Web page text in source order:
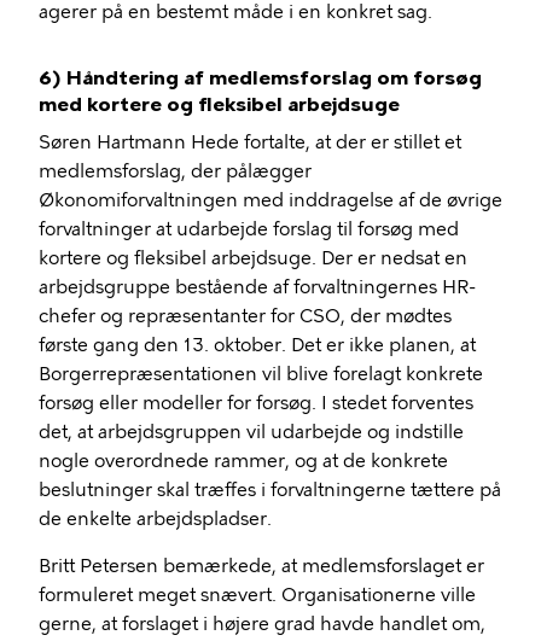
agerer på en bestemt måde i en konkret sag.
6) Håndtering af medlemsforslag om forsøg
med kortere og fleksibel arbejdsuge
Søren Hartmann Hede fortalte, at der er stillet et
medlemsforslag, der pålægger
Økonomiforvaltningen med inddragelse af de øvrige
forvaltninger at udarbejde forslag til forsøg med
kortere og fleksibel arbejdsuge. Der er nedsat en
arbejdsgruppe bestående af forvaltningernes HR-
chefer og repræsentanter for CSO, der mødtes
første gang den 13. oktober. Det er ikke planen, at
Borgerrepræsentationen vil blive forelagt konkrete
forsøg eller modeller for forsøg. I stedet forventes
det, at arbejdsgruppen vil udarbejde og indstille
nogle overordnede rammer, og at de konkrete
beslutninger skal træffes i forvaltningerne tættere på
de enkelte arbejdspladser.
Britt Petersen bemærkede, at medlemsforslaget er
formuleret meget snævert. Organisationerne ville
gerne, at forslaget i højere grad havde handlet om,